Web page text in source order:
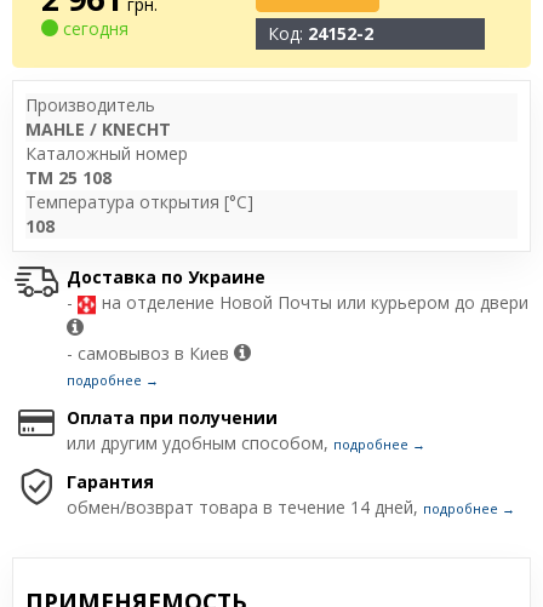
сегодня
Код: 24152-2
Производитель
MAHLE / KNECHT
Каталожный номер
TM 25 108
Температура открытия [°C]
108
Доставка по Украине
-
на отделение Новой Почты или курьером до двери
- самовывоз в Киев
подробнее →
Оплата при получении
или другим удобным способом, подробнее →
Гарантия
обмен/возврат товара в течение 14 дней, подробнее →